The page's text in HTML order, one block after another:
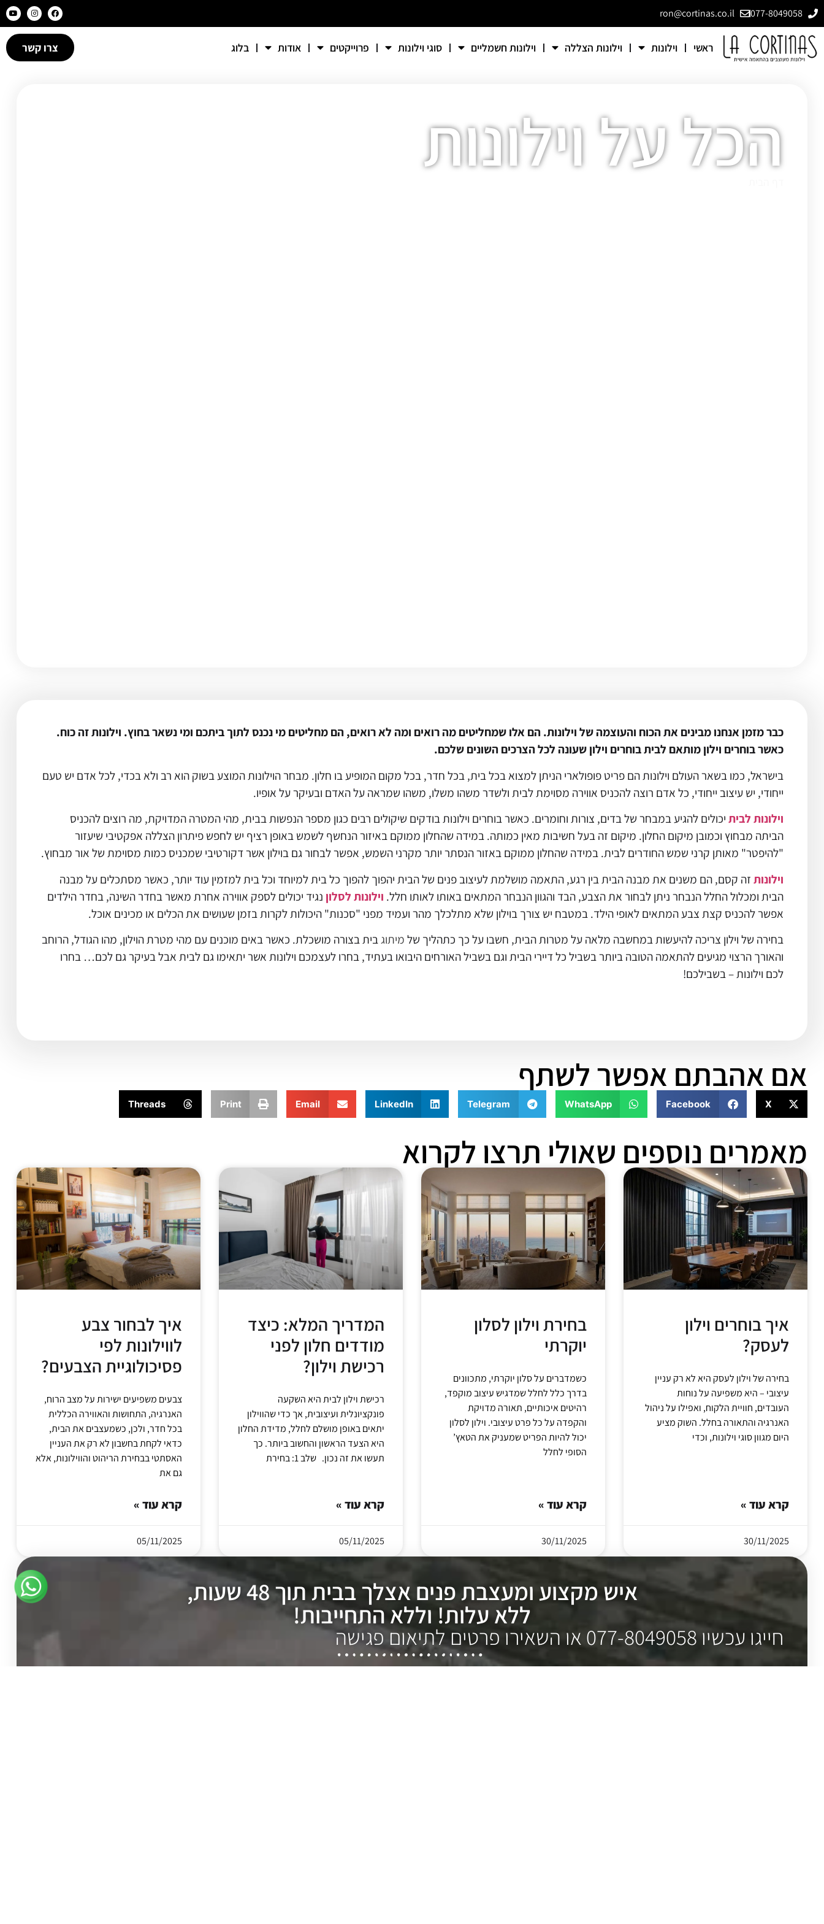
077-8049058
ron@cortinas.co.il
ראשי וילונות וילונות הצללה וילונות חשמליים סוגי וילונות פרוייקטים אודות בלוג צרו קשר
הכל על וילונות
כבר מזמן אנחנו מבינים את הכוח והעוצמה של וילונות. הם אלו שמחליטים מה רואים ומה לא רואים, הם מחליטים מי נכנס לתוך ביתכם ומי נשאר בחוץ. וילונות זה כוח.
כאשר בוחרים וילון מותאם לבית בוחרים וילון שעונה לכל הצרכים השונים שלכם.
בישראל, כמו בשאר העולם וילונות הם פריט פופולארי הניתן למצוא בכל בית, בכל חדר, בכל מקום המופיע בו חלון. מבחר הוילונות המוצע בשוק הוא רב ולא בכדי, לכל אדם יש טעם
ייחודי, יש עיצוב ייחודי, כל אדם רוצה להכניס אווירה מסוימת לבית ולשדר משהו משלו, משהו שמראה על האדם ובעיקר על אופיו.
וילונות לביתיכולים להגיע במבחר של בדים, צורות וחומרים. כאשר בוחרים וילונות בודקים שיקולים רבים כגון מספר הנפשות בבית, מהי המטרה המדויקת, מה רוצים להכניס
הביתה מבחוץ וכמובן מיקום החלון. מיקום זה בעל חשיבות מאין כמותה. במידה שהחלון ממוקם באיזור הנחשף לשמש באופן רציף יש לחפש פיתרון הצללה אפקטיבי שיעזור
"להיפטר" מאותן קרני שמש החודרים לבית. במידה שהחלון ממוקם באזור הנסתר יותר מקרני השמש, אפשר לבחור גם בוילון אשר דקורטיבי שמכניס כמות מסוימת של אור מבחוץ.
וילונות זה קסם, הם משנים את מבנה הבית בין רגע, התאמה מושלמת לעיצוב פנים של הבית יהפוך להפוך כל בית למיוחד וכל בית למזמין עוד יותר, כאשר מסתכלים על מבנה
הבית ומכלול החלל הנבחר ניתן לבחור את הצבע, הבד והגוון הנבחר המתאים באותו לאותו חלל. וילונות לסלון נגיד יכולים לספק אווירה אחרת מאשר בחדר השינה, בחדר הילדים
אפשר להכניס קצת צבע המתאים לאופי הילד. במטבח יש צורך בוילון שלא מתלכלך מהר ועמיד מפני "סכנות" היכולות לקרות בזמן שעושים את הכלים או מכינים אוכל.
בחירה של וילון צריכה להיעשות במחשבה מלאה על מטרות הבית, חשבו על כך כתהליך שלמיתוגבית בצורה מושכלת. כאשר באים מוכנים עם מהי מטרת הוילון, מהו הגודל, הרוחב
והאורך הרצוי מגיעים להתאמה הטובה ביותר בשביל כל דיירי הבית וגם בשביל האורחים היבואו בעתיד, בחרו לעצמכם וילונות אשר יתאימו גם לבית אבל בעיקר גם לכם… בחרו
לכם וילונות – בשבילכם!
אם אהבתם אפשר לשתף
X
Facebook
WhatsApp
Telegram
LinkedIn
Email
Print
Threads
מאמרים נוספים שאולי תרצו לקרוא
איך בוחרים וילון
לעסק?
בחירה של וילון לעסק היא לא רק עניין
עיצובי – היא משפיעה על נוחות
העובדים, חוויית הלקוח, ואפילו על ניהול
האנרגיה והתאורה בחלל. השוק מציע
היום מגוון סוגי וילונות, וכדי
קרא עוד »
30/11/2025
בחירת וילון לסלון
יוקרתי
כשמדברים על סלון יוקרתי, מתכוונים
בדרך כלל לחלל שמדגיש עיצוב מוקפד,
רהיטים איכותיים, תאורה מדויקת
והקפדה על כל פרט עיצובי. וילון לסלון
יכול להיות הפריט שמעניק את הטאץ’
הסופי לחלל
קרא עוד »
30/11/2025
המדריך המלא: כיצד
מודדים חלון לפני
רכישת וילון?
רכישת וילון לבית היא השקעה
פונקציונלית ועיצובית, אך כדי שהווילון
יתאים באופן מושלם לחלל, מדידת החלון
היא הצעד הראשון והחשוב ביותר. כך
תעשו את זה נכון. שלב 1: בחירת
קרא עוד »
05/11/2025
איך לבחור צבע
לווילונות לפי
פסיכולוגיית הצבעים?
צבעים משפיעים ישירות על מצב הרוח,
האנרגיה, התחושות והאווירה הכללית
בכל חדר, ולכן, כשמעצבים את הבית,
כדאי לקחת בחשבון לא רק את העניין
האסתטי בבחירת הריהוט והווילונות, אלא
גם את
קרא עוד »
05/11/2025
איש מקצוע ומעצבת פנים אצלך בבית תוך 48 שעות,
ללא עלות! וללא התחייבות!
חייגו עכשיו 077-8049058 או השאירו פרטים לתיאום פגישה